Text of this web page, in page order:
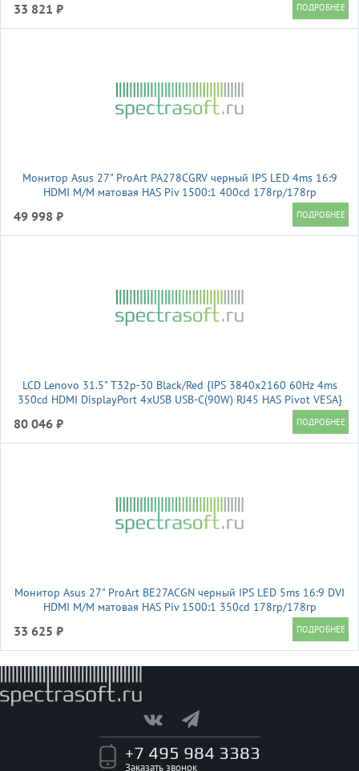
33 821 ₽
Монитор Asus 27" ProArt PA278CGRV черный IPS LED 4ms 16:9
HDMI M/M матовая HAS Piv 1500:1 400cd 178гр/178гр
49 998 ₽
LCD Lenovo 31.5" T32p-30 Black/Red {IPS 3840x2160 60Hz 4ms
350cd HDMI DisplayPort 4xUSB USB-C(90W) RJ45 HAS Pivot VESA}
80 046 ₽
Монитор Asus 27" ProArt BE27ACGN черный IPS LED 5ms 16:9 DVI
HDMI M/M матовая HAS Piv 1500:1 350cd 178гр/178гр
33 625 ₽
+7 495 984 3383
Заказать звонок